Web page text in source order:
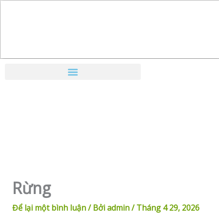
Rừng
Để lại một bình luận/ Bởiadmin/Tháng 4 29, 2026